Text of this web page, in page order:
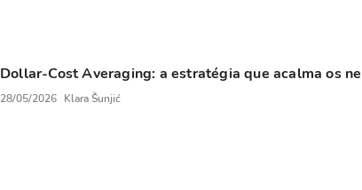
Dollar-Cost Averaging: a estratégia que acalma os
28/05/2026 Klara Šunjić